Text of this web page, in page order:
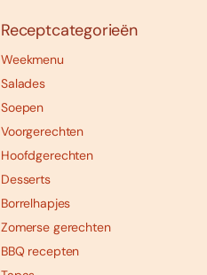
Receptcategorieën
Weekmenu
Salades
Soepen
Voorgerechten
Hoofdgerechten
Desserts
Borrelhapjes
Zomerse gerechten
BBQ recepten